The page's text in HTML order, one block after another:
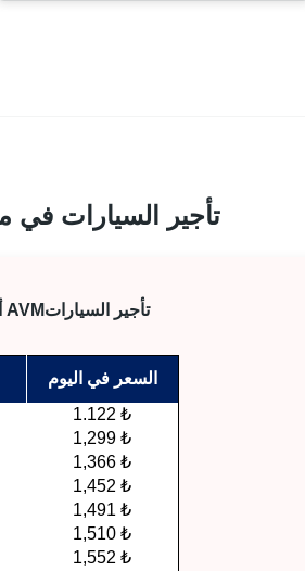
تأجير السيارات في
أنقرة تأثير كوزو AVMتأجير السيارات
السعر في اليوم
1.122 ₺
1,299 ₺
1,366 ₺
1,452 ₺
1,491 ₺
1,510 ₺
1,552 ₺